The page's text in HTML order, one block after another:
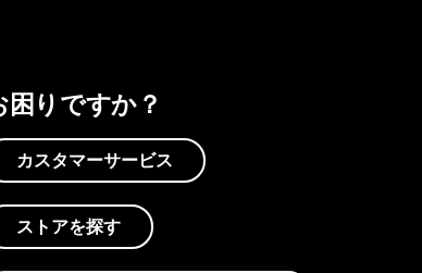
困りですか？
カスタマーサービス
ストアを探す